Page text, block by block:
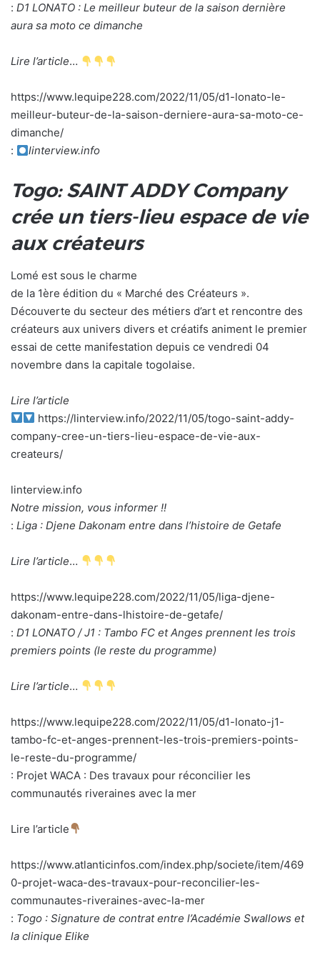
: D1 LONATO : Le meilleur buteur de la saison dernière
aura sa moto ce dimanche
Lire l’article…
https://www.lequipe228.com/2022/11/05/d1-lonato-le-
meilleur-buteur-de-la-saison-derniere-aura-sa-moto-ce-
dimanche/
:
linterview.info
Togo: SAINT ADDY Company
crée un tiers-lieu espace de vie
aux créateurs
Lomé est sous le charme
de la 1ère édition du « Marché des Créateurs ».
Découverte du secteur des métiers d’art et rencontre des
créateurs aux univers divers et créatifs animent le premier
essai de cette manifestation depuis ce vendredi 04
novembre dans la capitale togolaise.
Lire l’article
https://linterview.info/2022/11/05/togo-saint-addy-
company-cree-un-tiers-lieu-espace-de-vie-aux-
createurs/
linterview.info
Notre mission, vous informer !!
: Liga : Djene Dakonam entre dans l’histoire de Getafe
Lire l’article…
https://www.lequipe228.com/2022/11/05/liga-djene-
dakonam-entre-dans-lhistoire-de-getafe/
: D1 LONATO / J1 : Tambo FC et Anges prennent les trois
premiers points (le reste du programme)
Lire l’article…
https://www.lequipe228.com/2022/11/05/d1-lonato-j1-
tambo-fc-et-anges-prennent-les-trois-premiers-points-
le-reste-du-programme/
: Projet WACA : Des travaux pour réconcilier les
communautés riveraines avec la mer
Lire l’article
https://www.atlanticinfos.com/index.php/societe/item/469
0-projet-waca-des-travaux-pour-reconcilier-les-
communautes-riveraines-avec-la-mer
: Togo : Signature de contrat entre l’Académie Swallows et
la clinique Elike